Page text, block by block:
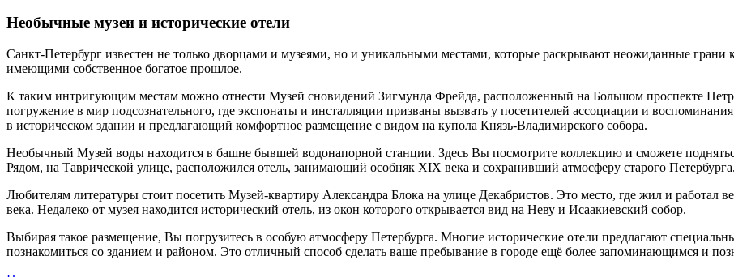
Необычные музеи и исторические отели
Санкт-Петербург известен не только дворцами и музеями, но и уникальными местами, которые раскрывают неожиданные грани
имеющими собственное богатое прошлое.
К таким интригующим местам можно отнести Музей сновидений Зигмунда Фрейда, расположенный на Большом проспекте
погружение в мир подсознательного, где экспонаты и инсталляции призваны вызвать у посетителей ассоциации и
в историческом здании и предлагающий комфортное размещение с видом на купола Князь-Владимирского собора.
Необычный Музей воды находится в башне бывшей водонапорной станции. Здесь Вы посмотрите коллекцию и сможете
Рядом, на Таврической улице, расположился отель, занимающий особняк XIX века и сохранивший атмосферу старого Петербурга.
Любителям литературы стоит посетить Музей-квартиру Александра Блока на улице Декабристов. Это место, где жил и работал
века. Недалеко от музея находится исторический отель, из окон которого открывается вид на Неву и Исаакиевский собор.
Выбирая такое размещение, Вы погрузитесь в особую атмосферу Петербурга. Многие исторические отели предлагают
познакомиться со зданием и районом. Это отличный способ сделать ваше пребывание в городе ещё более запоминающимся и